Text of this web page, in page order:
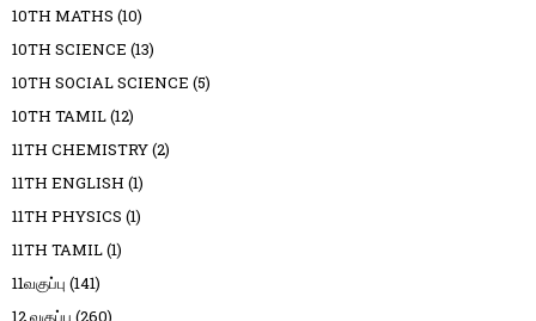
10TH MATHS (10)
10TH SCIENCE (13)
10TH SOCIAL SCIENCE (5)
10TH TAMIL(12)
11TH CHEMISTRY(2)
11TH ENGLISH (1)
11TH PHYSICS (1)
11TH TAMIL(1)
11வகுப்பு (141)
12 வகுப்பு (260)